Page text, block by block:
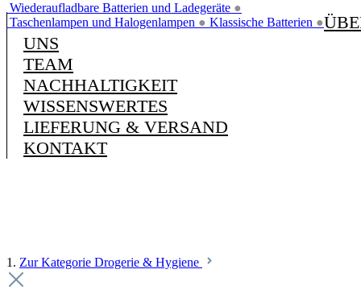
Wiederaufladbare Batterien und Ladegeräte ●
Taschenlampen und Halogenlampen ● Klassische Batterien ●
UNS
TEAM
NACHHALTIGKEIT
WISSENSWERTES
LIEFERUNG & VERSAND
KONTAKT
1. Zur Kategorie Drogerie & Hygiene